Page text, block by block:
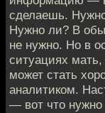
сделаешь.
Нужно ли? В
не нужно. Но в
ситуациях мать,
может стать
аналитиком.
— вот что нужно